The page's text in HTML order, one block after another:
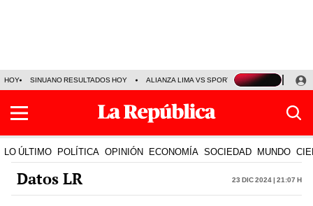
HOY SINUANO RESULTADOS HOY ALIANZA LIMA VS SPORT BOYS JORGE
LO ÚLTIMO POLÍTICA OPINIÓN ECONOMÍA SOCIEDAD MUNDO
Datos LR 23 Dic 2024 | 21:07 h